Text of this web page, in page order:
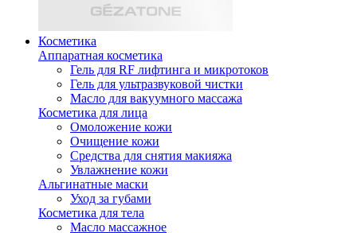
Косметика
Аппаратная косметика
Гель для RF лифтинга и микротоков
Гель для ультразвуковой чистки
Масло для вакуумного массажа
Косметика для лица
Омоложение кожи
Очищение кожи
Средства для снятия макияжа
Увлажнение кожи
Альгинатные маски
Уход за губами
Косметика для тела
Масло массажное